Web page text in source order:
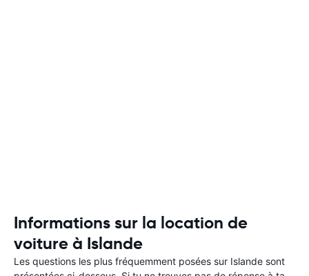
Informations sur la location de
voiture à Islande
Les questions les plus fréquemment posées sur Islande sont